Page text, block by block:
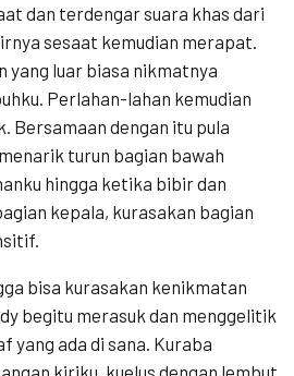
dan terdengar suara khas dari
sesaat kemudian merapat.
yang luar biasa nikmatnya
Perlahan-lahan kemudian
Bersamaan dengan itu pula
turun bagian bawah
hingga ketika bibir dan
kepala, kurasakan bagian
bisa kurasakan kenikmatan
begitu merasuk dan menggelitik
yang ada di sana. Kuraba
kiriku, kuelus dengan lembut